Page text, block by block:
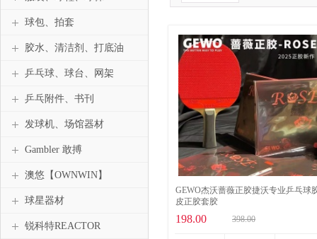
GEWO杰沃蔷薇正胶捷沃专业乒乓球
皮正胶套胶
198.00 398.00
球包、拍套
胶水、清洁剂、打底油
乒乓球、球台、网架
乒乓附件、书刊
发球机、场馆器材
Gambler 敢搏
澳悠【OWNWIN】
球星器材
锐科特REACTOR